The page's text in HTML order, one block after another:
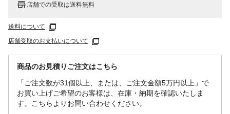
店舗での受取は送料無料
送料について
店舗受取のお支払いについて
商品のお見積りご注文はこちら
「ご注文数が31個以上、または、ご注文金額5万円以上」で
お買い上げご希望のお客様は、在庫・納期を確認いたしま
す。こちらよりお問い合わせください。